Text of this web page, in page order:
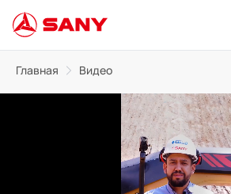
Главная Видео